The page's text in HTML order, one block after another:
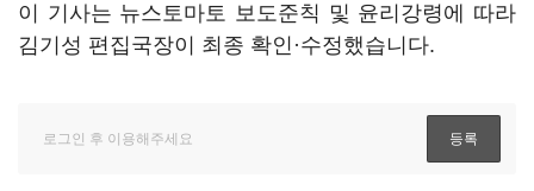
이 기사는 뉴스토마토 보도준칙 및 윤리강령에 따라
김기성 편집국장이 최종 확인·수정했습니다.